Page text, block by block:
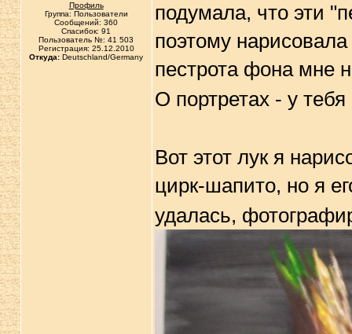
Профиль
Группа: Пользователи
Сообщений: 360
Спасибок: 91
Пользователь №: 41 503
Регистрация: 25.12.2010
Откуда: Deutschland/Germany
подумала, что эти
поэтому
пестрота фона мне
О портретах - у
Вот этот лук я
цирк-шапито, но я
удалась,